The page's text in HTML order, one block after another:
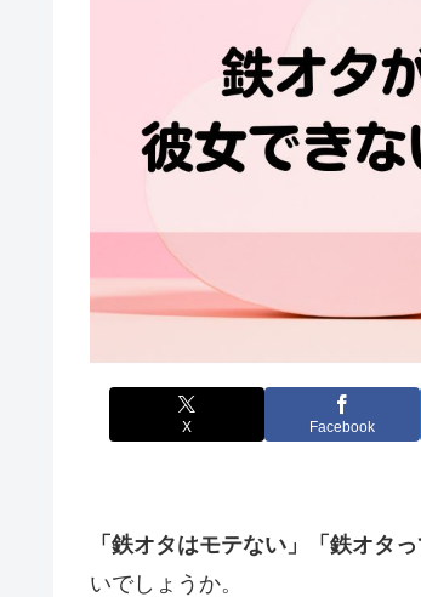
X Facebook
「鉄オタはモテない」「鉄オタ
いでしょうか。